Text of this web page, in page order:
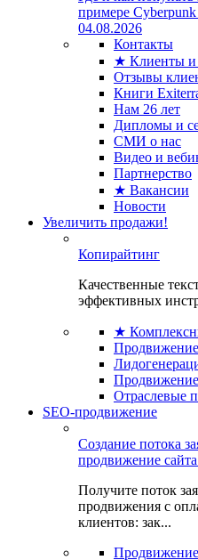
примере
04.08.2026
Контакты
★ Клиенты и
Отзывы
Книги
Нам 26 лет
Дипломы и
СМИ о нас
Видео и
Партнерство
★ Вакансии
Новости
Увеличить продажи!
Копирайтинг
Качественные
эффективных
★
Продвижение
Отраслевые
SEO-продвижение
Создание потока
продвижение
Получите поток
продвижения с
клиентов: зак...